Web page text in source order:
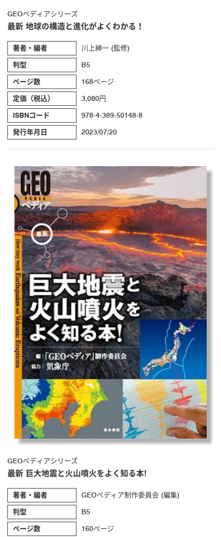
GEOペディアシリーズ
最新 地球の構造と進化がよくわかる！
著者・編者 川上紳一 (監修)
判型 B5
ページ数 168ページ
定価（税込） 3,080円
ISBNコード 978-4-389-50148-8
発行年月日 2023/07/20
GEOペディアシリーズ
最新 巨大地震と火山噴火をよく知る本!
著者・編者 GEOペディア制作委員会 (編集)
判型 B5
ページ数 160ページ